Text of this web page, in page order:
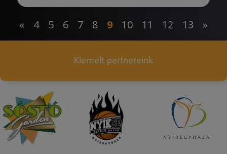
« 4 5 6 7 8 9 10 11 12 13 »
Kiemelt partnereink